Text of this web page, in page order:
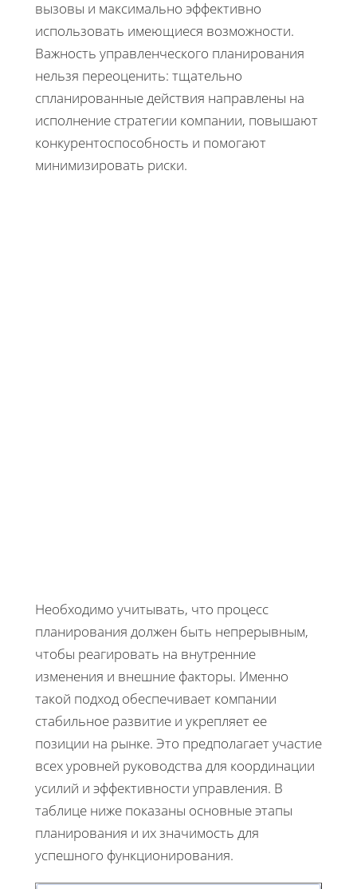
вызовы и максимально эффективно
использовать имеющиеся возможности.
Важность управленческого планирования
нельзя переоценить: тщательно
спланированные действия направлены на
исполнение стратегии компании, повышают
конкурентоспособность и помогают
минимизировать риски.
Необходимо учитывать, что процесс
планирования должен быть непрерывным,
чтобы реагировать на внутренние
изменения и внешние факторы. Именно
такой подход обеспечивает компании
стабильное развитие и укрепляет ее
позиции на рынке. Это предполагает участие
всех уровней руководства для координации
усилий и эффективности управления. В
таблице ниже показаны основные этапы
планирования и их значимость для
успешного функционирования.